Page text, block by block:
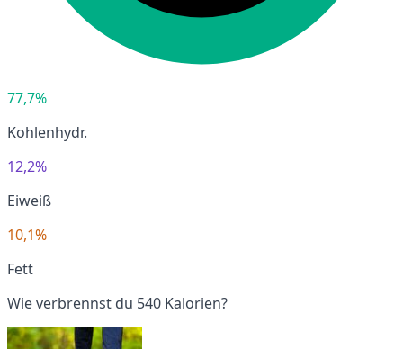
77,7%
Kohlenhydr.
12,2%
Eiweiß
10,1%
Fett
Wie verbrennst du 540 Kalorien?